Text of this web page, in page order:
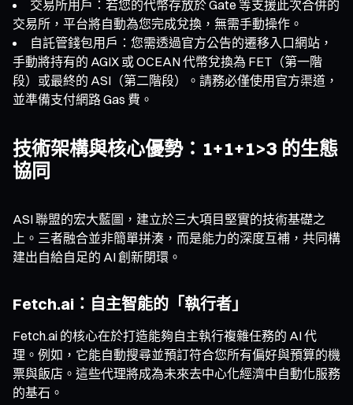
交易所用戶：若您的代幣存放於 Gate 等支援此次合併的
交易所，平台將自動為您完成兌換，無需手動操作。
自託管錢包用戶：您需透過官方公告的遷移入口網站，
手動將持有的 AGIX 或 OCEAN 代幣兌換為 FET（第一階
段）或最終的 ASI（第二階段）。請務必僅使用官方渠道，
並準備支付網路 Gas 費。
技術架構與核心優勢：1+1+1>3 的生態
協同
ASI 聯盟的宏大藍圖，建立於三大項目堅實的技術基礎之
上。三者融合並非簡單拼湊，而是能力的深度互補，共同構
建出自給自足的 AI 創新閉環。
Fetch.ai：自主智能的「執行者」
Fetch.ai 的核心在於打造能夠自主執行複雜任務的 AI 代
理。例如，它能自動搜尋並預訂符合您所有偏好與預算的機
票與飯店。這些代理將成為未來去中心化經濟中自動化服務
的基石。